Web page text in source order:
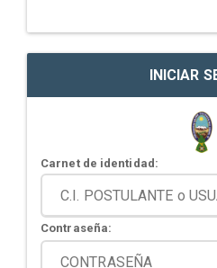
INICIAR
Carnet de identidad:
Contraseña: